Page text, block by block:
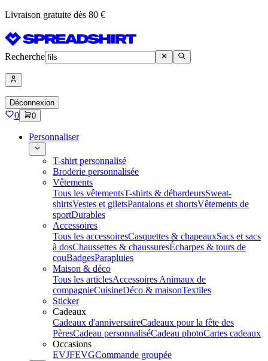
Livraison gratuite dès 80 €
Recherche
Déconnexion
0 0
Personnaliser
T-shirt personnalisé
Broderie personnalisée
Vêtements
Tous les vêtementsT-shirts & débardeursSweat-
shirtsVestes et giletsPantalons et shortsVêtements de
sportDurables
Accessoires
Tous les accessoiresCasquettes & chapeauxSacs et sacs
à dosChaussettes & chaussuresÉcharpes & tours de
couBadgesParapluies
Maison & déco
Tous les articlesAccessoires Animaux de
compagnieCuisineDéco & maisonTextiles
Sticker
Cadeaux
Cadeaux d'anniversaireCadeaux pour la fête des
PèresCadeau personnaliséCadeau photoCartes cadeaux
Occasions
EVJFEVGCommande groupée